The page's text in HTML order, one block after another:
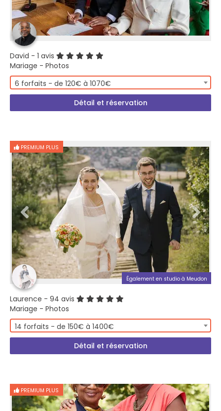
David - 1 avis
Mariage - Photos
6 forfaits - de 120€ à 1070€
Détail et réservation
PREMIUM PLUS
Également en studio à Meudon
Laurence - 94 avis
Mariage - Photos
14 forfaits - de 150€ à 1400€
Détail et réservation
PREMIUM PLUS